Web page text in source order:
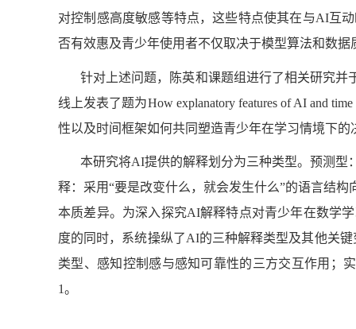
对控制感高度敏感等特点，这些特点使其在与AI互
否有效惠及青少年使用者不仅取决于模型算法和数
针对上述问题，陈英和课题组进行了相关研究并
线上发表了题为How explanatory features of AI and
性以及时间框架如何共同塑造青少年在学习情境下的
本研究将AI提供的解释划分为三种类型。预测型
释：采用“要是改变什么，就会发生什么”的语言结
本质差异。为深入探究AI解释特点对青少年在数学
度的同时，系统操纵了AI的三种解释类型及其他关
类型、感知控制感与感知可靠性的三方交互作用；
1。